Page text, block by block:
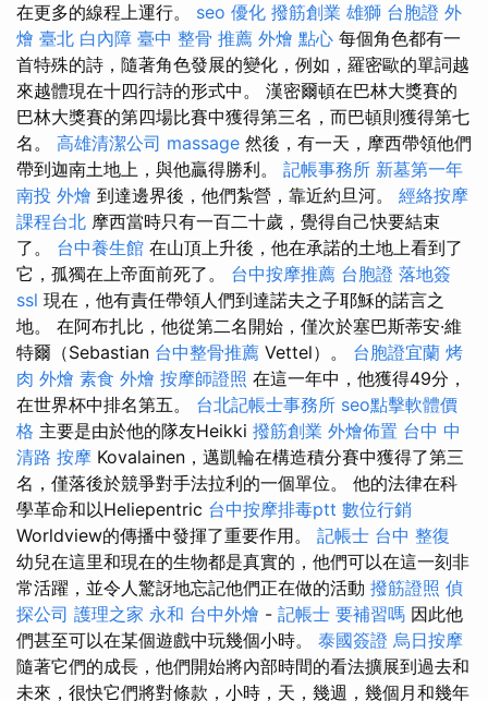
在更多的線程上運行。 seo 優化 撥筋創業 雄獅 台胞證 外
燴 臺北 白內障 臺中 整骨 推薦 外燴 點心 每個角色都有一
首特殊的詩，隨著角色發展的變化，例如，羅密歐的單詞越
來越體現在十四行詩的形式中。 漢密爾頓在巴林大獎賽的
巴林大獎賽的第四場比賽中獲得第三名，而巴頓則獲得第七
名。 高雄清潔公司 massage 然後，有一天，摩西帶領他們
帶到迦南土地上，與他贏得勝利。 記帳事務所 新墓第一年
南投 外燴 到達邊界後，他們紮營，靠近約旦河。 經絡按摩
課程台北 摩西當時只有一百二十歲，覺得自己快要結束
了。 台中養生館 在山頂上升後，他在承諾的土地上看到了
它，孤獨在上帝面前死了。 台中按摩推薦 台胞證 落地簽
ssl 現在，他有責任帶領人們到達諾夫之子耶穌的諾言之
地。 在阿布扎比，他從第二名開始，僅次於塞巴斯蒂安·維
特爾（Sebastian 台中整骨推薦 Vettel）。 台胞證宜蘭 烤
肉 外燴 素食 外燴 按摩師證照 在這一年中，他獲得49分，
在世界杯中排名第五。 台北記帳士事務所 seo點擊軟體價
格 主要是由於他的隊友Heikki 撥筋創業 外燴佈置 台中 中
清路 按摩 Kovalainen，邁凱輪在構造積分賽中獲得了第三
名，僅落後於競爭對手法拉利的一個單位。 他的法律在科
學革命和以Heliepentric 台中按摩排毒ptt 數位行銷
Worldview的傳播中發揮了重要作用。 記帳士 台中 整復
幼兒在這里和現在的生物都是真實的，他們可以在這一刻非
常活躍，並令人驚訝地忘記他們正在做的活動 撥筋證照 偵
探公司 護理之家 永和 台中外燴 - 記帳士 要補習嗎 因此他
們甚至可以在某個遊戲中玩幾個小時。 泰國簽證 烏日按摩
隨著它們的成長，他們開始將內部時間的看法擴展到過去和
未來，很快它們將對條款，小時，天，幾週，幾個月和幾年